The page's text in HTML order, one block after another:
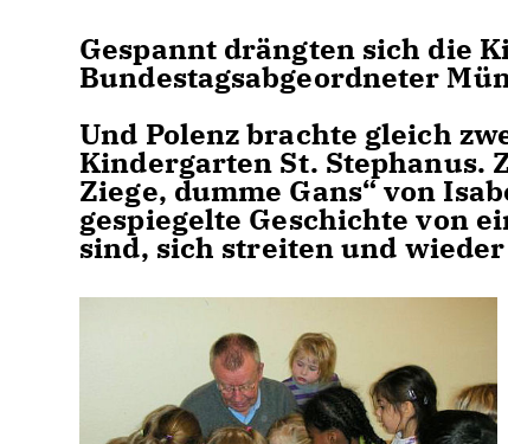
Gespannt drängten sich die
Bundestagsabgeordneter
Und Polenz brachte gleich
Kindergarten St. Stephanus.
Ziege, dumme Gans“ von
gespiegelte Geschichte von
sind, sich streiten und